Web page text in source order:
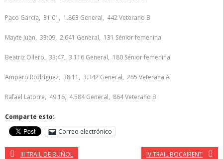
Paco García, 31:01, 1.863 General, 442 Veterano B
Mayte Juan, 33:09, 2.641 General, 131 Sénior femenina
Beatriz Ollero, 33:47, 3.116 General, 180 Sénior femenina
Amparo Rodríguez, 38:11, 3.342 General, 285 Veterana A
Rafael Latorre, 49:16, 4.584 General, 864 Veterano B
Comparte esto:
Correo electrónico
III TRAIL DE BUÑOL IV TRAIL BOCAIRENT